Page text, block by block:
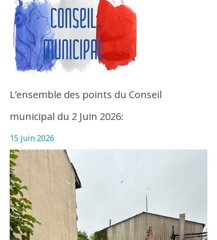
L’ensemble des points du Conseil
municipal du 2 Juin 2026:
15 juin 2026